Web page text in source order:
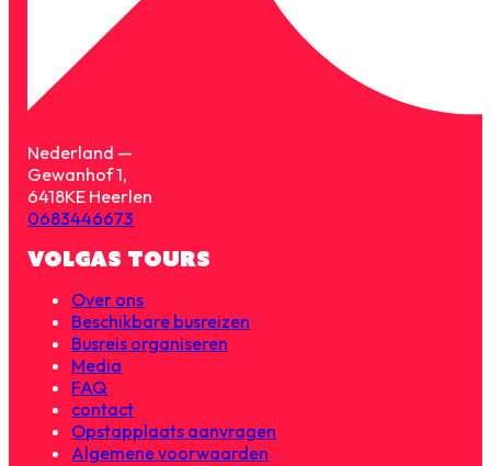
Nederland —
Gewanhof 1,
6418KE Heerlen
0683446673
VOLGAS TOURS
Over ons
Beschikbare busreizen
Busreis organiseren
Media
FAQ
contact
Opstapplaats aanvragen
Algemene voorwaarden